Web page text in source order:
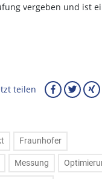
vergeben und ist
teilen
Fraunhofer
Messung